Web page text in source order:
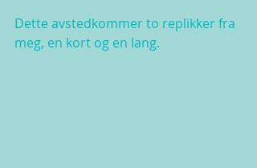
Dette avstedkommer to replikker fra
meg, en kort og en lang.